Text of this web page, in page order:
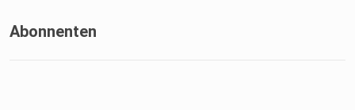
Abonnenten